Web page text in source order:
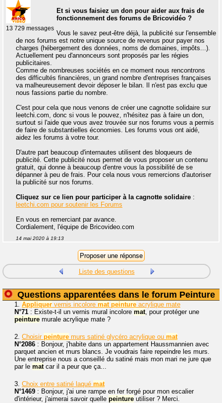
13 729 messages
Et si vous faisiez un don pour aider aux frais de
fonctionnement des forums de Bricovidéo ?
Vous le savez peut-être déjà, la publicité sur l'ensemble
de nos forums est notre unique source de revenus pour payer nos
charges (hébergement des données, noms de domaines, impôts...).
Actuellement peu d'annonceurs sont proposés par les régies
publicitaires.
Comme de nombreuses sociétés en ce moment nous rencontrons
des difficultés financières, un grand nombre d'entreprises françaises
va malheureusement devoir déposer le bilan. Il n'est pas exclu que
nous fassions partie du nombre.
C'est pour cela que nous venons de créer une cagnotte solidaire sur
leetchi.com, donc si vous le pouvez, n'hésitez pas à faire un don,
surtout si l'aide que vous avez trouvée sur nos forums vous a permis
de faire de substantielles économies. Les forums vous ont aidé,
aidez les forums à votre tour.
D'autre part beaucoup d'internautes utilisent des bloqueurs de
publicité. Cette publicité nous permet de vous proposer un contenu
gratuit, qui donne à beaucoup d'entre vous la possibilité de se
dépanner à peu de frais. Pour cela nous vous remercions d'autoriser
la publicité sur nos forums.
Cliquez sur ce lien pour participer à la cagnotte solidaire :
leetchi.com pour soutenir les Forums
En vous en remerciant par avance.
Cordialement, l'équipe de Bricovideo.com
14 mai 2020 à 19:13
Liste des questions
Questions apparentées dans le forum Peinture
1. Appliquer vernis incolore mat peinture acrylique mate
N°71 : Existe-t-il un vernis mural incolore mat, pour protéger une
peinture murale acrylique mate ?
2. Choisir peinture murs satiné glycéro acrylique ou mat
N°2086 : Bonjour, j'habite dans un appartement Haussmannien avec
parquet ancien et murs blancs. Je voudrais faire repeindre les murs.
Une entreprise nous a conseillé du satiné mais mon mari ne jure que
par le matcar il a peur que ça...
3. Choix entre satiné laqué mat
N°1469 : Bonjour, j'ai une rampe en fer forgé pour mon escalier
d'intérieur, j'aimerai savoir quelle peinture utiliser ? Merci.